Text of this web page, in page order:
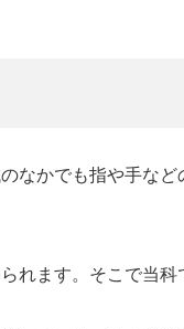
なかでも指や手な
れます。そこで当